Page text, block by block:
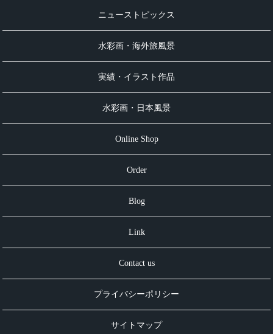
ニューストピックス
水彩画・海外旅風景
実績・イラスト作品
水彩画・日本風景
Online Shop
Order
Blog
Link
Contact us
プライバシーポリシー
サイトマップ